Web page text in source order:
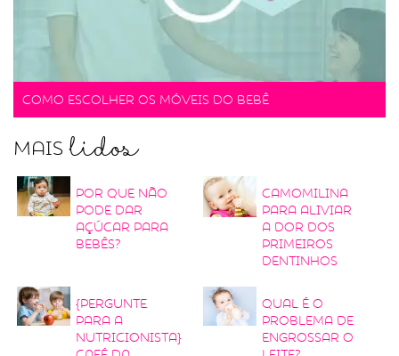
Como escolher os móveis do bebê
Maislidos
Por que não
pode dar
açúcar para
bebês?
Camomilina
para aliviar
a dor dos
primeiros
dentinhos
{Pergunte
para a
nutricionista}
Qual é o
problema de
engrossar o